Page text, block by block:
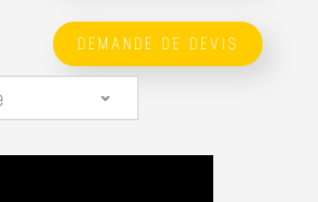
DEMANDE DE DEVIS